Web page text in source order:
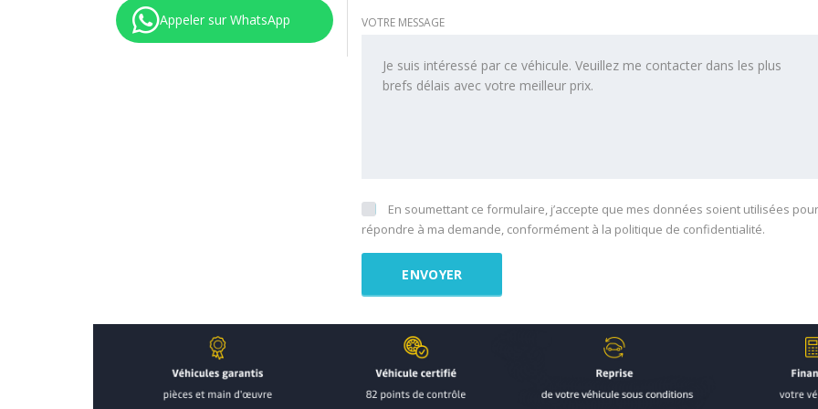
Appeler sur WhatsApp VOTRE MESSAGE
En soumettant ce formulaire, j’accepte que mes données soient utilisées
répondre à ma demande, conformément à la politique de confidentialité.
La Garantie Perte financière intervient en cas de :